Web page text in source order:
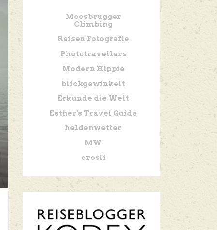
Moosbrugger
Climbing
Reisen Fotografie
Phototravellers
Modern Hippie
blickgewinkelt
Erkunde die Welt
Esther's Travel Guide
heldenwetter
MW
crosli